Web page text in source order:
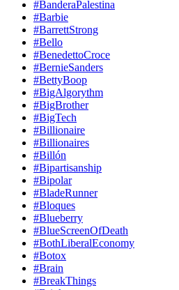
#BanderaPalestina
#Barbie
#BarrettStrong
#Bello
#BenedettoCroce
#BernieSanders
#BettyBoop
#BigAlgorythm
#BigBrother
#BigTech
#Billionaire
#Billionaires
#Billón
#Bipartisanship
#Bipolar
#BladeRunner
#Bloques
#Blueberry
#BlueScreenOfDeath
#BothLiberalEconomy
#Botox
#Brain
#BreakThings